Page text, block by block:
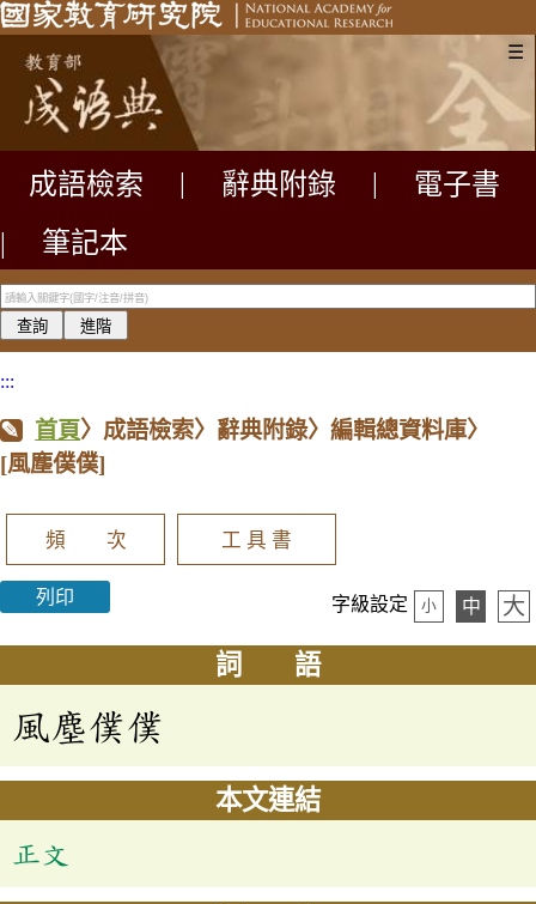
☰
成語檢索 辭典附錄
電子書
|
筆記本
:::
首頁〉成語檢索〉辭典附錄〉編輯總資料庫〉
[風塵僕僕]
頻 次 工 具 書
列印 字級設定 小 中 大
詞 語
風塵僕僕
本文連結
正文